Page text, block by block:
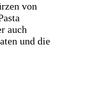
von
auch
und die